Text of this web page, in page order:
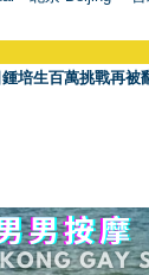
培生百萬挑戰再被